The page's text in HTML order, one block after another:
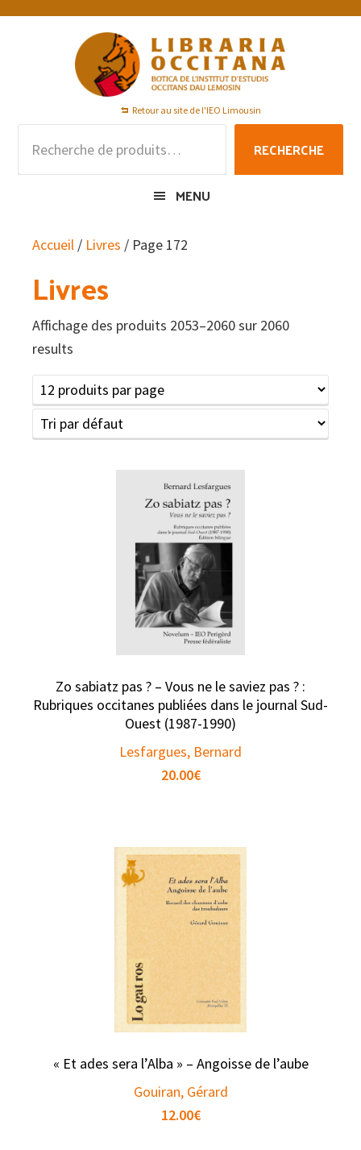
Passer
Passer
Passer
Retour au site de l'IEO Limousin
pour :
RECHERCHE
MENU
Accueil / Livres / Page 172
Livres
Affichage des produits 2053–2060 sur 2060
results
Zo sabiatz pas ? – Vous ne le saviez pas ? :
Rubriques occitanes publiées dans le journal Sud-
Ouest (1987-1990)
Lesfargues, Bernard
20.00€
« Et ades sera l’Alba » – Angoisse de l’aube
Gouiran, Gérard
12.00€